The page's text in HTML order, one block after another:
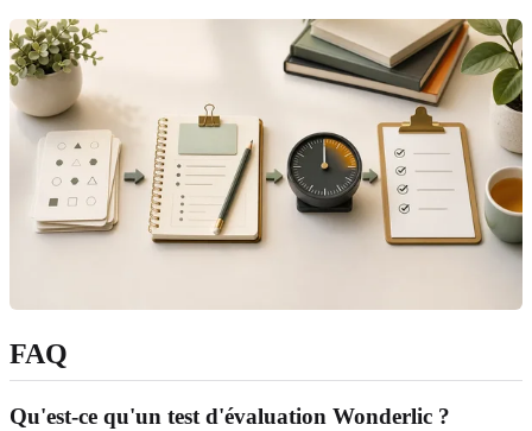
FAQ
Qu'est-ce qu'un test d'évaluation Wonderlic ?